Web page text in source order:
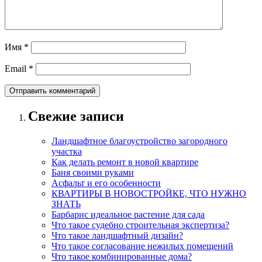
Имя *
Email *
Свежие записи
Ландшафтное благоустройство загородного
участка
Как делать ремонт в новой квартире
Баня своими руками
Асфальт и его особенности
КВАРТИРЫ В НОВОСТРОЙКЕ, ЧТО НУЖНО
ЗНАТЬ
Барбарис идеальное растение для сада
Что такое судебно строительная экспертиза?
Что такое ландшафтный дизайн?
Что такое согласование нежилых помещений
Что такое комбинированные дома?